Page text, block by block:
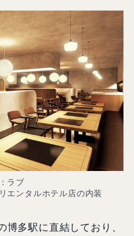
ラブ
ンタルホテル店の内装
多駅に直結しており、